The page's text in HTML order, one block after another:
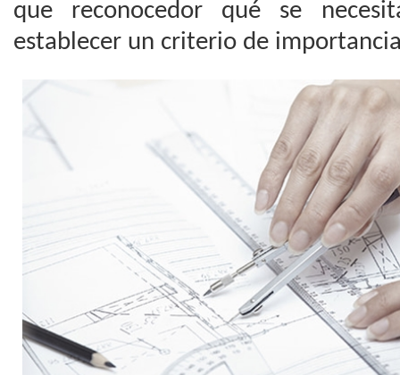
que reconocedor qué se
establecer un criterio de